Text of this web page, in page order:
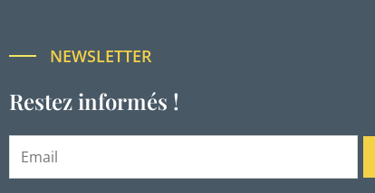
NEWSLETTER
Restez informés !